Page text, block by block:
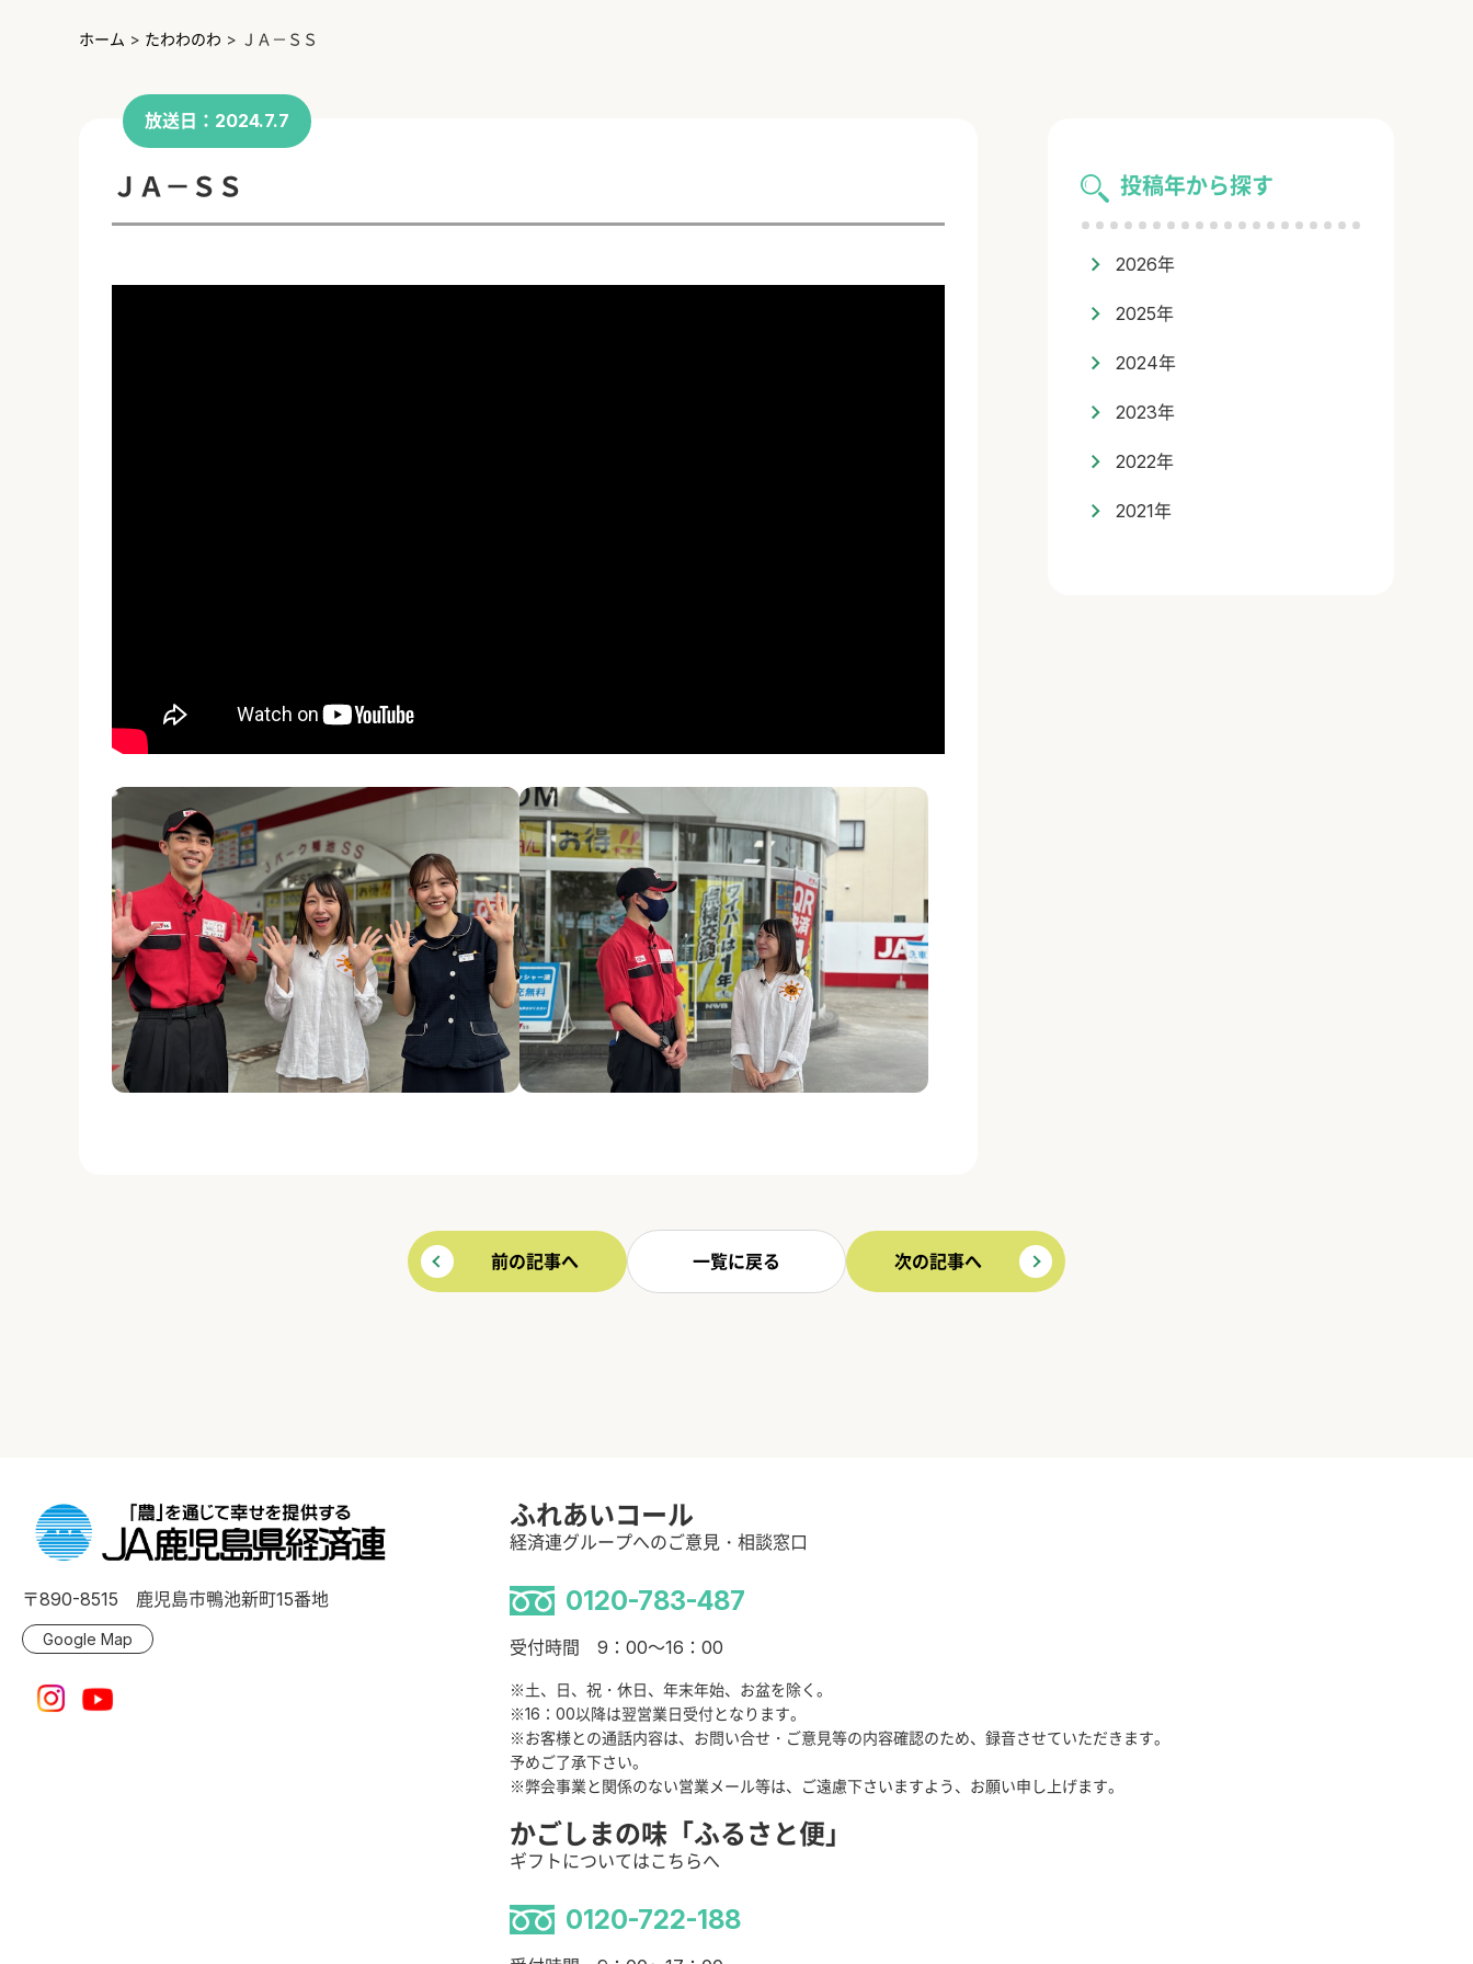
ホーム > たわわのわ > ＪＡ－ＳＳ
投稿年から探す
2026年
2025年
2024年
2023年
2022年
2021年
放送日：2024.7.7
ＪＡ－ＳＳ
前の記事へ 一覧に戻る 次の記事へ
〒890-8515 鹿児島市鴨池新町15番地
Google Map
ふれあいコール
経済連グループへのご意見・相談窓口
0120-783-487
受付時間 9：00～16：00
※土、日、祝・休日、年末年始、お盆を除く。
※16：00以降は翌営業日受付となります。
※お客様との通話内容は、お問い合せ・ご意見等の内容確認のため、録音させていただきます。
予めご了承下さい。
※弊会事業と関係のない営業メール等は、ご遠慮下さいますよう、お願い申し上げます。
かごしまの味「ふるさと便」
ギフトについてはこちらへ
0120-722-188